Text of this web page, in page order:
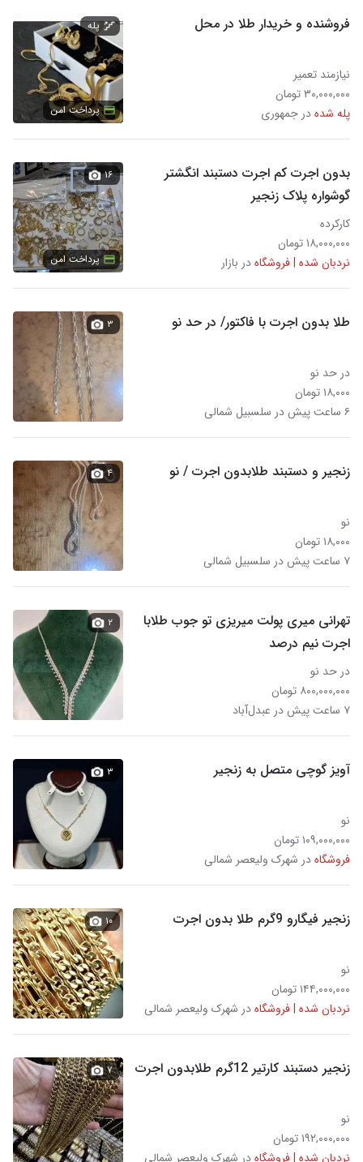
فروشنده و خریدار طلا در محل
نیازمند تعمیر
۳۰,۰۰۰,۰۰۰ تومان
پله شدهدر جمهوری
پله
پرداخت امن
بدون اجرت کم اجرت دستبند انگشتر
گوشواره پلاک زنجیر
کارکرده
۱۸,۰۰۰,۰۰۰ تومان
نردبان شده | فروشگاهدر بازار
۱۶
پرداخت امن
طلا بدون اجرت با فاکتور/ در حد نو
در حد نو
۱۸,۰۰۰ تومان
۶ ساعت پیش در سلسبیل شمالی
۳
زنجیر و دستبند طلابدون اجرت / نو
نو
۱۸,۰۰۰ تومان
۷ ساعت پیش در سلسبیل شمالی
۴
تهرانی میری پولت میریزی تو جوب طلابا
اجرت نیم درصد
در حد نو
۸۰۰,۰۰۰,۰۰۰ تومان
۷ ساعت پیش در عبدل‌آباد
۲
آویز گوچی متصل به زنجیر
نو
۱۰۹,۰۰۰,۰۰۰ تومان
فروشگاهدر شهرک ولیعصر شمالی
۳
زنجیر فیگارو 9گرم طلا بدون اجرت
نو
۱۴۴,۰۰۰,۰۰۰ تومان
نردبان شده | فروشگاهدر شهرک ولیعصر شمالی
۱۰
زنجیر دستبند کارتیر 12گرم طلابدون اجرت
نو
۱۹۲,۰۰۰,۰۰۰ تومان
نردبان شده | فروشگاهدر شهرک ولیعصر شمالی
۷